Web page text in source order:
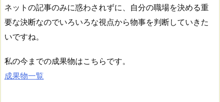
ネットの記事のみに惑わされずに、自分の職場を決める重
要な決断なのでいろいろな視点から物事を判断していきた
いですね。
私の今までの成果物はこちらです。
成果物一覧